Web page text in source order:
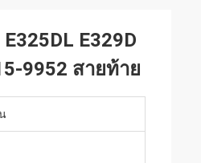
E329D
9952 สายท้าย